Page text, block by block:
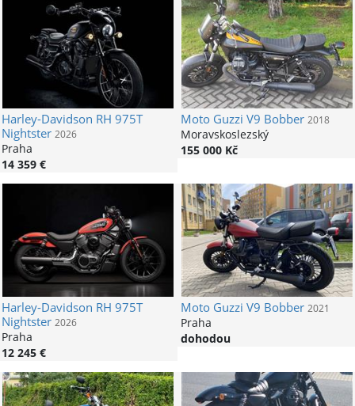
Harley-Davidson RH 975T
Nightster 2026
Praha
14 359 €
Moto Guzzi V9 Bobber 2018
Moravskoslezský
155 000 Kč
Harley-Davidson RH 975T
Nightster 2026
Praha
12 245 €
Moto Guzzi V9 Bobber 2021
Praha
dohodou